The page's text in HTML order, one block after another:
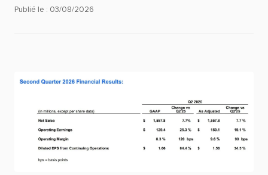
Publié le : 03/08/2026